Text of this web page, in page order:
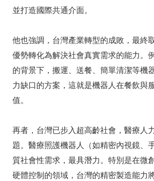
並打造國際共通介面。
他也強調，台灣產業轉型的成敗，最終
優勢轉化為解決社會真實需求的能力。
的背景下，搬運、送餐、簡單清潔等機
力缺口的方案，這就是機器人在餐飲與
值。
再者，台灣已步入超高齡社會，醫療人
題。醫療照護機器人（如精密內視鏡、
質社會性需求，最具潛力。特別是在微
硬體控制的領域，台灣的精密製造能力